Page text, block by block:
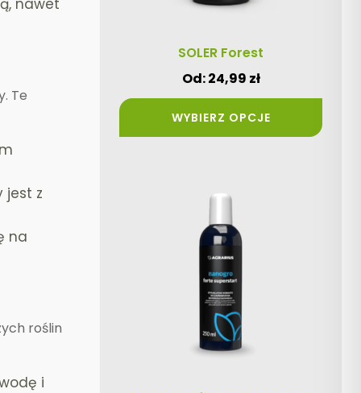
SOLER Forest
Od:24,99 zł
WYBIERZ OPCJE
produktu
nawet
Te
jest z
na
roślin
i